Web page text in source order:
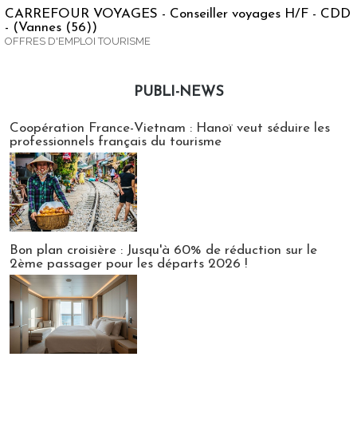
CARREFOUR VOYAGES - Conseiller voyages H/F - CDD
- (Vannes (56))
OFFRES D'EMPLOI TOURISME
PUBLI-NEWS
Coopération France-Vietnam : Hanoï veut séduire les
professionnels français du tourisme
Bon plan croisière : Jusqu'à 60% de réduction sur le
2ème passager pour les départs 2026 !